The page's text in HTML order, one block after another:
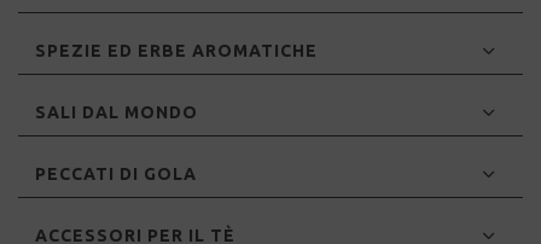
SPEZIE ED ERBE AROMATICHE
SALI DAL MONDO
PECCATI DI GOLA
ACCESSORI PER IL TÈ